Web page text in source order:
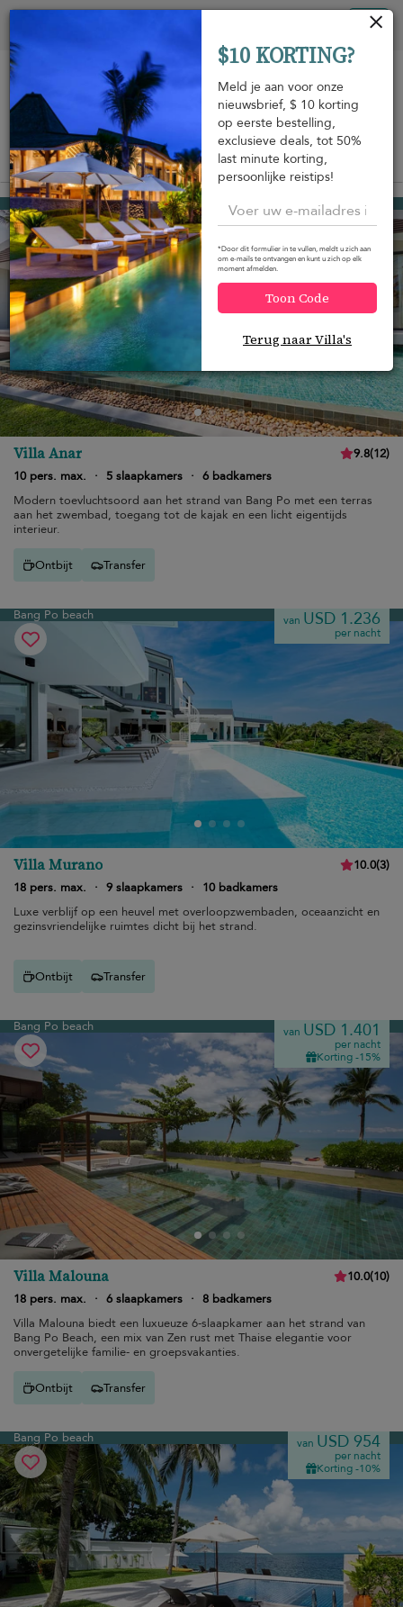
Bekijk op de kaart
Bang Po beach vanUSD 876
Villa Anar 9.8(12)
10 pers. max.
· 5 slaapkamers · 6 badkamers
Modern toevluchtsoord aan het strand van Bang Po met een terras
aan het zwembad, toegang tot de kajak en een licht eigentijds
interieur.
Ontbijt Transfer
Bang Po beach van USD 1.236
per nacht
Villa Murano 10.0(3)
18 pers. max.
· 9 slaapkamers ·
10 badkamers
Luxe verblijf op een heuvel met overloopzwembaden, oceaanzicht en
gezinsvriendelijke ruimtes dicht bij het strand.
Ontbijt Transfer
Bang Po beach van USD 1.401
per nacht
Korting -15%
Villa Malouna 10.0(10)
18 pers. max.
· 6 slaapkamers · 8 badkamers
Villa Malouna biedt een luxueuze 6-slaapkamer aan het strand van
Bang Po Beach, een mix van Zen rust met Thaise elegantie voor
onvergetelijke familie- en groepsvakanties.
Ontbijt Transfer
Bang Po beach van USD 954
per nacht
Korting -10%
$10 KORTING?
Meld je aan voor onze
nieuwsbrief, $ 10 korting
op eerste bestelling,
exclusieve deals, tot 50%
last minute korting,
persoonlijke reistips!
*Door dit formulier in te vullen, meldt u zich aan
om e-mails te ontvangen en kunt u zich op elk
moment afmelden.
Toon Code
Terug naar Villa's
Cookies beheer paneel